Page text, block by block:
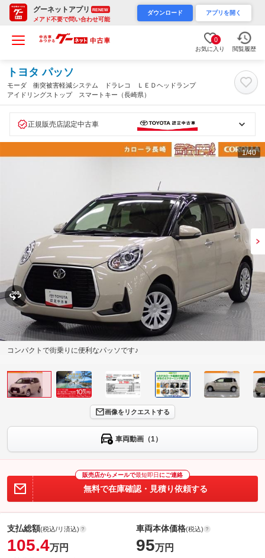
グーネットアプリ RENEW
メアド不要で問い合わせ可能
ダウンロード アプリを開く
0
お気に入り 閲覧履歴
トヨタ パッソ
モーダ 衝突被害軽減システム ドラレコ ＬＥＤヘッドランプ
アイドリングストップ スマートキー（長崎県）
正規販売店認定中古車
1/40
コンパクトで街乗りに便利なパッソです♪
画像をリクエストする
車両動画（1）
販売店からメールで最短即日 にご連絡
無料で在庫確認・見積り依頼する
支払総額(税込/リ済込)
105.4万円
車両本体価格(税込)
95万円